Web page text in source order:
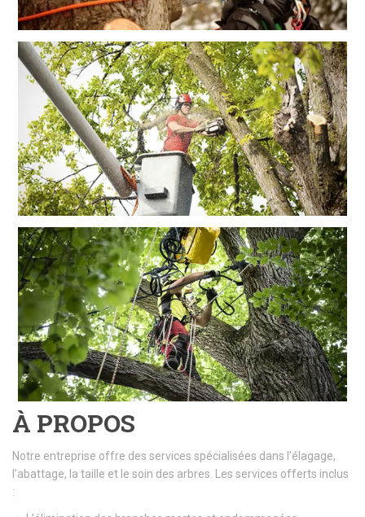
À PROPOS
Notre entreprise offre des services spécialisées dans l’élagage,
l’abattage, la taille et le soin des arbres. Les services offerts inclus
: